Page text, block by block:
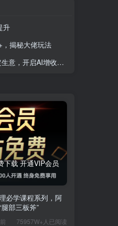
升
揭秘大佬玩法
题 拆解流量打法 放大个体价值
下载 开通VIP会员
必学课程系列，阿
腿部三板斧”
75957W+人已阅读